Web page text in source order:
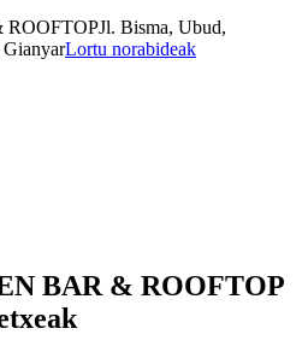
ROOFTOPJl. Bisma, Ubud,
Lortu norabideak
BAR & ROOFTOP